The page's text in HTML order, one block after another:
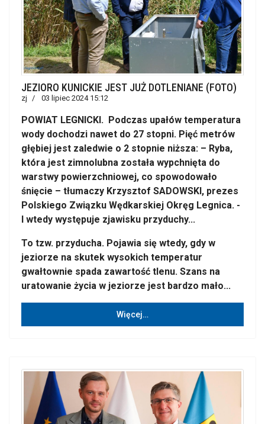
JEZIORO KUNICKIE JEST JUŻ DOTLENIANE (FOTO)
zj 03 lipiec 2024 15:12
POWIAT LEGNICKI. Podczas upałów temperatura
wody dochodzi nawet do 27 stopni. Pięć metrów
głębiej jest zaledwie o 2 stopnie niższa: – Ryba,
która jest zimnolubna została wypchnięta do
warstwy powierzchniowej, co spowodowało
śnięcie – tłumaczy Krzysztof SADOWSKI, prezes
Polskiego Związku Wędkarskiej Okręg Legnica. -
I wtedy występuje zjawisku przyduchy...
To tzw. przyducha. Pojawia się wtedy, gdy w
jeziorze na skutek wysokich temperatur
gwałtownie spada zawartość tlenu. Szans na
uratowanie życia w jeziorze jest bardzo mało...
Więcej…